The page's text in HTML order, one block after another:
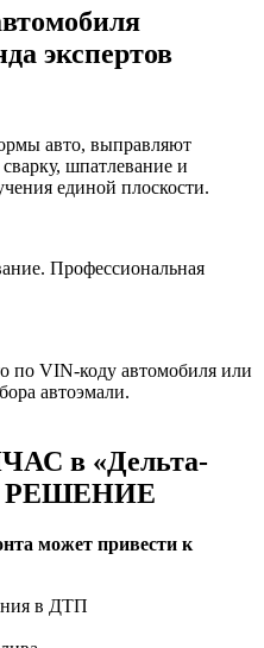
экспертов
авто, выправляют
шпатлевание и
единой плоскости.
Профессиональная
по VIN-коду автомобиля или
автоэмали.
в «Дельта-
РЕШЕНИЕ
может привести к
в ДТП